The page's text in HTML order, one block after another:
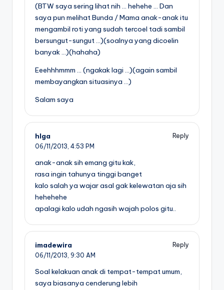
(BTW saya sering lihat nih … hehehe … Dan
saya pun melihat Bunda / Mama anak-anak itu
mengambil roti yang sudah tercoel tadi sambil
bersungut-sungut …)(soalnya yang dicoelin
banyak …)(hahaha)
Eeehhhmmm … (ngakak lagi …)(again sambil
membayangkan situasinya …)
Salam saya
hlga
Reply
06/11/2013, 4:53 PM
anak-anak sih emang gitu kak,
rasa ingin tahunya tinggi banget
kalo salah ya wajar asal gak kelewatan aja sih
hehehehe
apalagi kalo udah ngasih wajah polos gitu..
imadewira
Reply
06/11/2013, 9:30 AM
Soal kelakuan anak di tempat-tempat umum,
saya biasanya cenderung lebih